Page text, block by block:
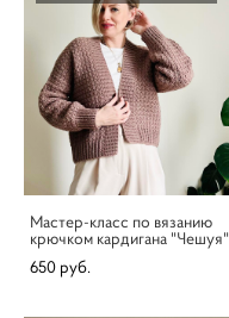
Мастер-класс по вязанию
крючком кардигана "Чешуя"
650 pуб.